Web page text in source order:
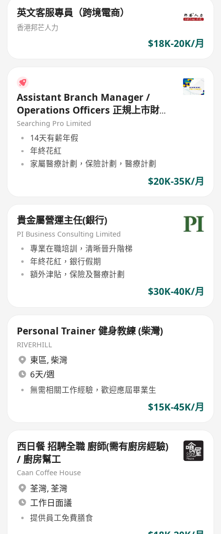
英文客服專員（跨境電商）
香港邦芒人力
$18K-20K/月
Assistant Branch Manager /
Operations Officers 正規上市財
務公司
Searching Pro Limited
14天有薪年假
年終花紅
家屬醫療計劃，保險計劃，醫療計劃
$20K-35K/月
貴金屬營運主任(銀行)
PI Business Consulting Limited
專業在職培訓，清晰晉升階梯
年終花紅，銀行假期
額外津貼，保險及醫療計劃
$30K-40K/月
Personal Trainer 健身教練 (柴灣)
RIVERHILL
東區, 柴灣
6天/週
無需相關工作經驗，歡迎應屆畢業生
$15K-45K/月
西日餐 招騁全職 廚師(需有廚房經驗)
/ 廚房幫工
Caan Coffee House
荃灣, 荃灣
工作日面議
提供員工免費膳食